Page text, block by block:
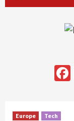
Europe Tech